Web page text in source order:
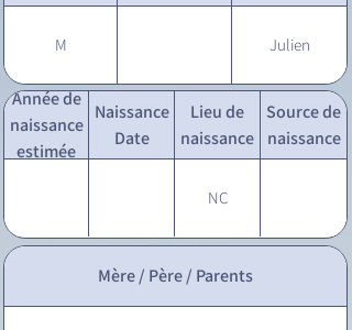
M Julien
Année de
naissance
estimée
Naissance
Date
Lieu de
naissance
Source de
naissance
NC
Mère / Père / Parents